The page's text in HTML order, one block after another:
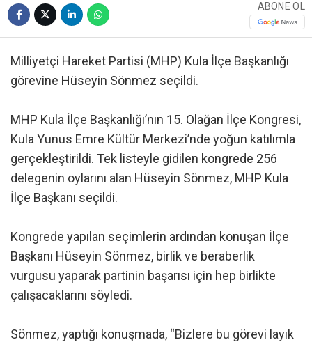
ABONE OL
Milliyetçi Hareket Partisi (MHP) Kula İlçe Başkanlığı
görevine Hüseyin Sönmez seçildi.
MHP Kula İlçe Başkanlığı’nın 15. Olağan İlçe Kongresi,
Kula Yunus Emre Kültür Merkezi’nde yoğun katılımla
gerçekleştirildi. Tek listeyle gidilen kongrede 256
delegenin oylarını alan Hüseyin Sönmez, MHP Kula
İlçe Başkanı seçildi.
Kongrede yapılan seçimlerin ardından konuşan İlçe
Başkanı Hüseyin Sönmez, birlik ve beraberlik
vurgusu yaparak partinin başarısı için hep birlikte
çalışacaklarını söyledi.
Sönmez, yaptığı konuşmada, “Bizlere bu görevi layık